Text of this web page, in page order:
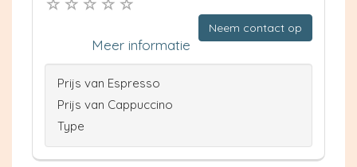
Neem contact op
Meer informatie
Prijs van Espresso
Prijs van Cappuccino
Type